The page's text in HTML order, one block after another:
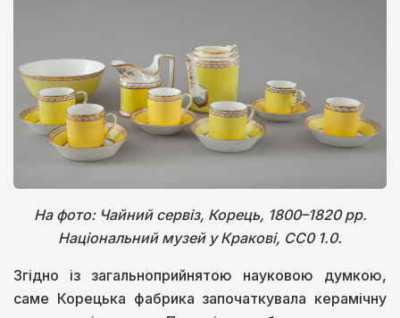
На фото: Чайний сервіз, Корець, 1800–1820 рр.
Національний музей у Кракові, СС0 1.0.
Згідно із загальноприйнятою науковою думкою,
саме Корецька фабрика започаткувала керамічну